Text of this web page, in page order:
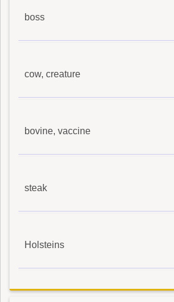
boss
cow, creature
bovine, vaccine
steak
Holsteins